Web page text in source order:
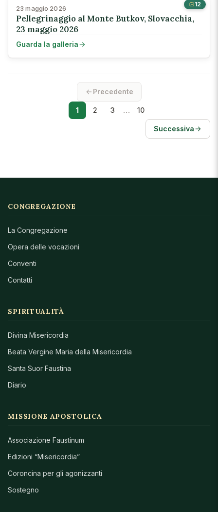
12
23 maggio 2026
Pellegrinaggio al Monte Butkov, Slovacchia,
23 maggio 2026
Guarda la galleria
Precedente
1 2 3 … 10
Successiva
CONGREGAZIONE
La Congregazione
Opera delle vocazioni
Conventi
Contatti
SPIRITUALITÀ
Divina Misericordia
Beata Vergine Maria della Misericordia
Santa Suor Faustina
Diario
MISSIONE APOSTOLICA
Associazione Faustinum
Edizioni “Misericordia”
Coroncina per gli agonizzanti
Sostegno